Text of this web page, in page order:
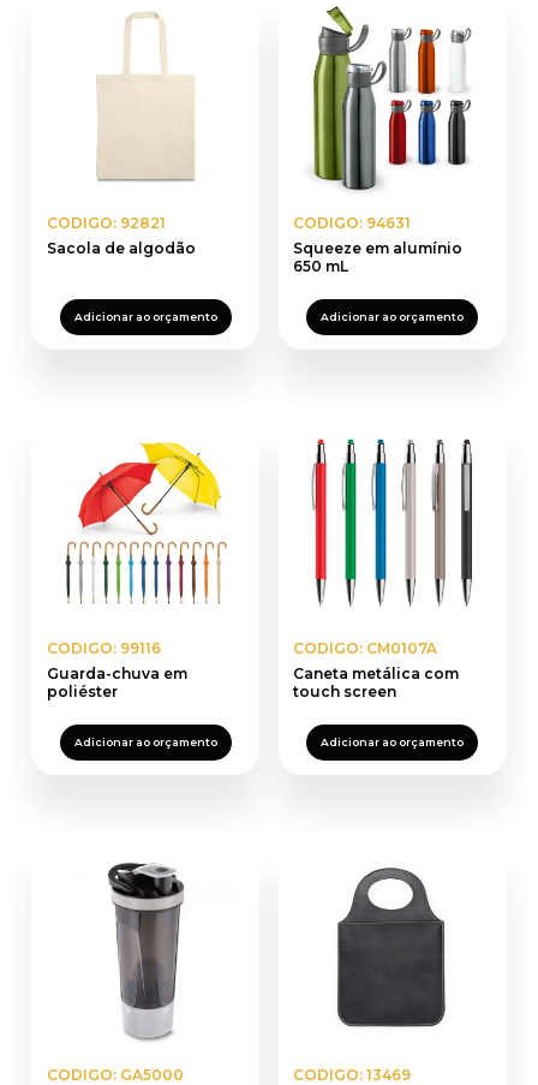
CODIGO: 92821
Sacola de algodão
Adicionar ao orçamento
CODIGO: 94631
Squeeze em alumínio
650 mL
Adicionar ao orçamento
CODIGO: 99116
Guarda-chuva em
poliéster
Adicionar ao orçamento
CODIGO: CM0107A
Caneta metálica com
touch screen
Adicionar ao orçamento
CODIGO: GA5000
CODIGO: 13469